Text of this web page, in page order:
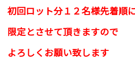
初回ロット分１２名様先着順
限定とさせて頂きますので
よろしくお願い致します